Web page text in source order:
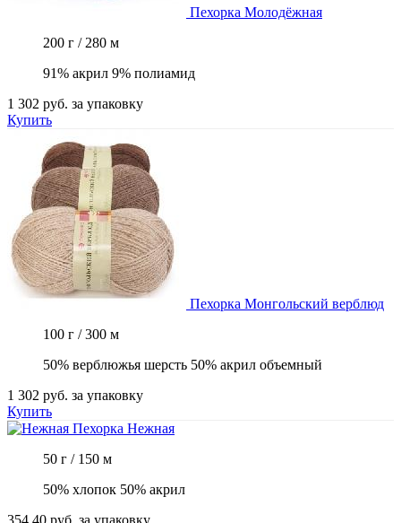
Пехорка Молодёжная
200 г / 280 м
91% акрил 9% полиамид
1 302 руб. за упаковку
Купить
Пехорка Монгольский верблюд
100 г / 300 м
50% верблюжья шерсть 50% акрил объемный
1 302 руб. за упаковку
Купить
Пехорка Нежная
50 г / 150 м
50% хлопок 50% акрил
354.40 руб. за упаковку